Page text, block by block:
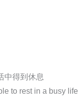
中得到休息
to rest in a busy life